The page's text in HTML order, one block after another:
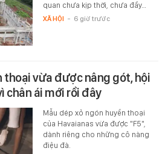
quan chưa kịp thời, chưa đầy…
XÃ HỘI - 6 giờ trước
thoại vừa được nâng gót, hội
chân ái mới rồi đây
Mẫu dép xỏ ngón huyền thoại
của Havaianas vừa được "F5",
dành riêng cho những cô nàng
điệu đà.